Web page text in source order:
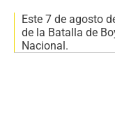
Este 7 de agosto
de la Batalla de
Nacional.